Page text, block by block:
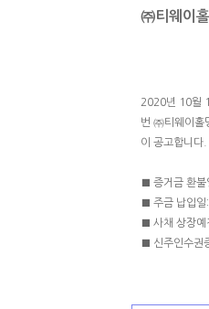
㈜티웨이
2020년 10월
번 ㈜티웨이홀
이 공고합니다.
■ 증거금 환
■ 주금 납입
■ 사채 상장
■ 신주인수권